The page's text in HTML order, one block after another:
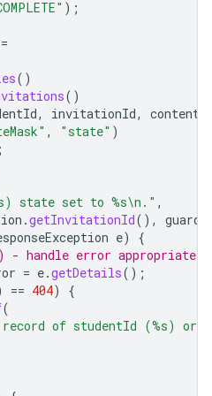
);
=
()
()
, invitationId, content
, "state" )
state set to %s\n." ,
.getInvitationId(),
e)
{
- handle error appropriately
= e.getDetails();
== 404)
{
(
record of studentId (%s)